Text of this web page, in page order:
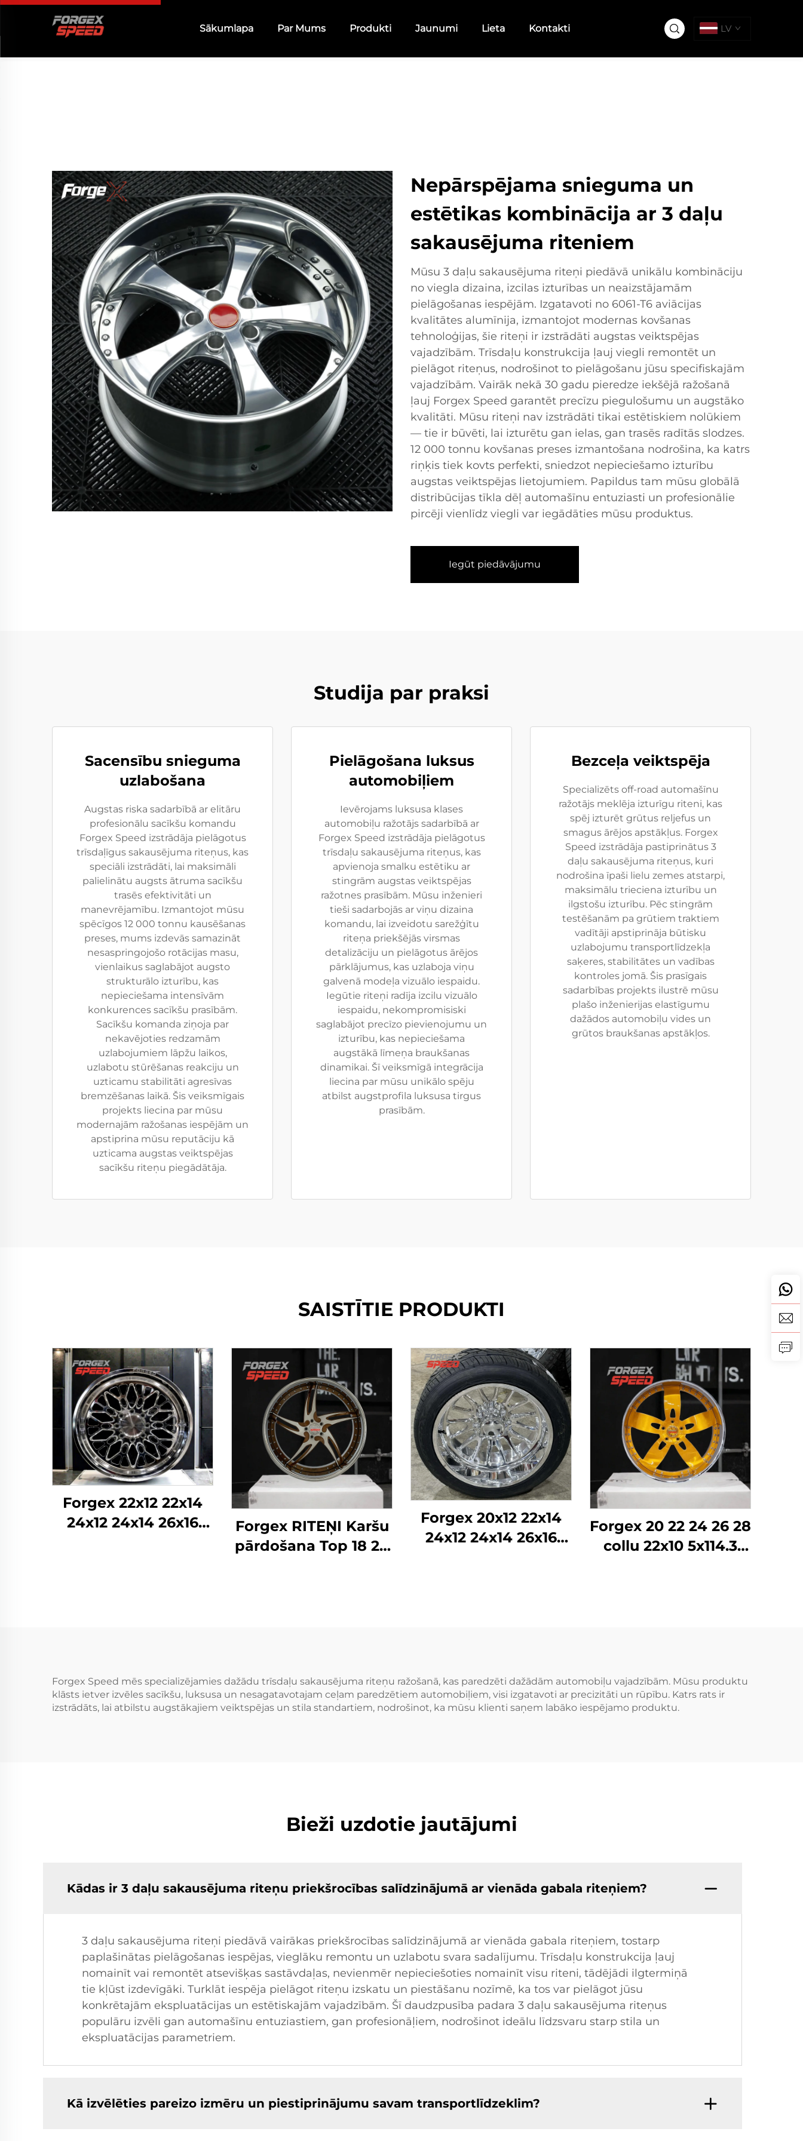
Sākumlapa Par Mums Produkti Jaunumi Lieta Kontakti LV
Nepārspējama snieguma un
estētikas kombinācija ar 3 daļu
sakausējuma riteniem
Mūsu 3 daļu sakausējuma riteņi piedāvā unikālu kombināciju
no viegla dizaina, izcilas izturības un neaizstājamām
pielāgošanas iespējām. Izgatavoti no 6061-T6 aviācijas
kvalitātes alumīnija, izmantojot modernas kovšanas
tehnoloģijas, šie riteņi ir izstrādāti augstas veiktspējas
vajadzībām. Trīsdaļu konstrukcija ļauj viegli remontēt un
pielāgot riteņus, nodrošinot to pielāgošanu jūsu specifiskajām
vajadzībām. Vairāk nekā 30 gadu pieredze iekšējā ražošanā
ļauj Forgex Speed garantēt precīzu piegulošumu un augstāko
kvalitāti. Mūsu riteņi nav izstrādāti tikai estētiskiem nolūkiem
— tie ir būvēti, lai izturētu gan ielas, gan trasēs radītās slodzes.
12 000 tonnu kovšanas preses izmantošana nodrošina, ka katrs
riņķis tiek kovts perfekti, sniedzot nepieciešamo izturību
augstas veiktspējas lietojumiem. Papildus tam mūsu globālā
distribūcijas tīkla dēļ automašīnu entuziasti un profesionālie
pircēji vienlīdz viegli var iegādāties mūsu produktus.
Iegūt piedāvājumu
Studija par praksi
Sacensību snieguma
uzlabošana
Augstas riska sadarbībā ar elitāru
profesionālu sacīkšu komandu
Forgex Speed izstrādāja pielāgotus
trīsdaļīgus sakausējuma riteņus, kas
speciāli izstrādāti, lai maksimāli
palielinātu augsts ātruma sacīkšu
trasēs efektivitāti un
manevrējamību. Izmantojot mūsu
spēcīgos 12 000 tonnu kausēšanas
preses, mums izdevās samazināt
nesaspringojošo rotācijas masu,
vienlaikus saglabājot augsto
strukturālo izturību, kas
nepieciešama intensīvām
konkurences sacīkšu prasībām.
Sacīkšu komanda ziņoja par
nekavējoties redzamām
uzlabojumiem lāpžu laikos,
uzlabotu stūrēšanas reakciju un
uzticamu stabilitāti agresīvas
bremzēšanas laikā. Šis veiksmīgais
projekts liecina par mūsu
modernajām ražošanas iespējām un
apstiprina mūsu reputāciju kā
uzticama augstas veiktspējas
sacīkšu riteņu piegādātāja.
Pielāgošana luksus
automobiļiem
Ievērojams luksusa klases
automobiļu ražotājs sadarbībā ar
Forgex Speed izstrādāja pielāgotus
trīsdaļu sakausējuma riteņus, kas
apvienoja smalku estētiku ar
stingrām augstas veiktspējas
ražotnes prasībām. Mūsu inženieri
tieši sadarbojās ar viņu dizaina
komandu, lai izveidotu sarežģītu
riteņa priekšējās virsmas
detalizāciju un pielāgotus ārējos
pārklājumus, kas uzlaboja viņu
galvenā modeļa vizuālo iespaidu.
Iegūtie riteņi radīja izcilu vizuālo
iespaidu, nekompromisiski
saglabājot precīzo pievienojumu un
izturību, kas nepieciešama
augstākā līmeņa braukšanas
dinamikai. Šī veiksmīgā integrācija
liecina par mūsu unikālo spēju
atbilst augstprofila luksusa tirgus
prasībām.
Bezceļa veiktspēja
Specializēts off-road automašīnu
ražotājs meklēja izturīgu riteni, kas
spēj izturēt grūtus reljefus un
smagus ārējos apstākļus. Forgex
Speed izstrādāja pastiprinātus 3
daļu sakausējuma riteņus, kuri
nodrošina īpaši lielu zemes atstarpi,
maksimālu trieciena izturību un
ilgstošu izturību. Pēc stingrām
testēšanām pa grūtiem traktiem
vadītāji apstiprināja būtisku
uzlabojumu transportlīdzekļa
saķeres, stabilitātes un vadības
kontroles jomā. Šis prasīgais
sadarbības projekts ilustrē mūsu
plašo inženierijas elastīgumu
dažādos automobiļu vides un
grūtos braukšanas apstākļos.
SAISTĪTIE PRODUKTI
Forgex 22x12 22x14
24x12 24x14 26x16
Forgex RITEŅI Karšu
pārdošana Top 18 20
Forgex 20x12 22x14
24x12 24x14 26x16
Forgex 20 22 24 26 28
collu 22x10 5x114.3
Forgex Speed mēs specializējamies dažādu trīsdaļu sakausējuma riteņu ražošanā, kas paredzēti dažādām automobiļu vajadzībām. Mūsu produktu
klāsts ietver izvēles sacīkšu, luksusa un nesagatavotajam ceļam paredzētiem automobiļiem, visi izgatavoti ar precizitāti un rūpību. Katrs rats ir
izstrādāts, lai atbilstu augstākajiem veiktspējas un stila standartiem, nodrošinot, ka mūsu klienti saņem labāko iespējamo produktu.
Bieži uzdotie jautājumi
Kādas ir 3 daļu sakausējuma riteņu priekšrocības salīdzinājumā ar vienāda gabala riteņiem?
3 daļu sakausējuma riteņi piedāvā vairākas priekšrocības salīdzinājumā ar vienāda gabala riteņiem, tostarp
paplašinātas pielāgošanas iespējas, vieglāku remontu un uzlabotu svara sadalījumu. Trīsdaļu konstrukcija ļauj
nomainīt vai remontēt atsevišķas sastāvdaļas, nevienmēr nepieciešoties nomainīt visu riteni, tādējādi ilgtermiņā
tie kļūst izdevīgāki. Turklāt iespēja pielāgot riteņu izskatu un piestāšanu nozīmē, ka tos var pielāgot jūsu
konkrētajām ekspluatācijas un estētiskajām vajadzībām. Šī daudzpusība padara 3 daļu sakausējuma riteņus
populāru izvēli gan automašīnu entuziastiem, gan profesionāļiem, nodrošinot ideālu līdzsvaru starp stila un
ekspluatācijas parametriem.
Kā izvēlēties pareizo izmēru un piestiprinājumu savam transportlīdzeklim?